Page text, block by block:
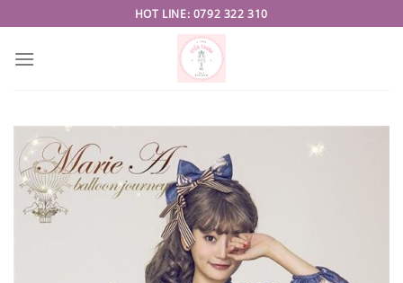
to
content
HOT LINE: 0792 322 310